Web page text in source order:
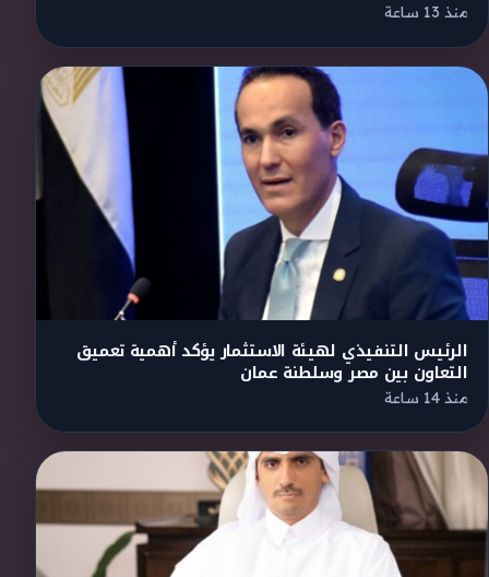
منذ 13 ساعة
الرئيس التنفيذي لهيئة الاستثمار يؤكد أهمية تعميق
التعاون بين مصر وسلطنة عمان
منذ 14 ساعة